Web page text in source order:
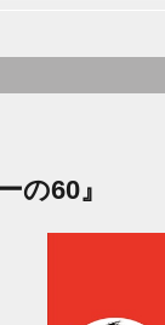
の60』